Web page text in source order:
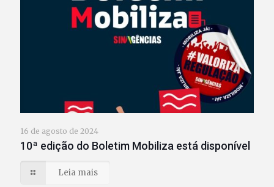
16 de agosto de 2024
10ª edição do Boletim Mobiliza está disponível
Leia mais